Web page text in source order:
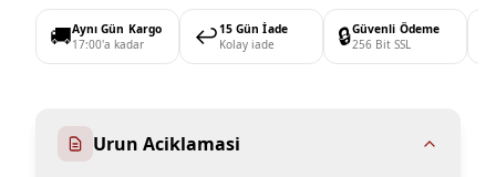
🚚Aynı Gün Kargo
17:00'a kadar
↩️15 Gün İade
Kolay iade
🔒Güvenli Ödeme
256 Bit SSL
Urun Aciklamasi